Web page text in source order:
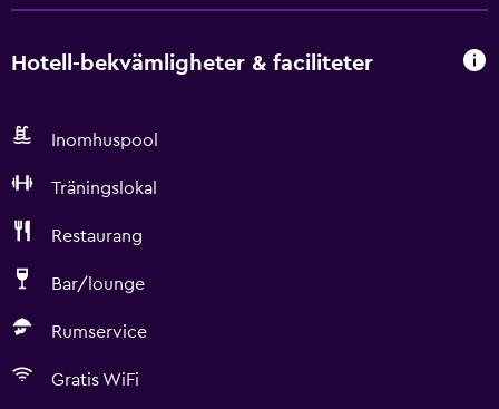
Hotell-bekvämligheter & faciliteter
Inomhuspool
Träningslokal
Restaurang
Bar/lounge
Rumservice
Gratis WiFi